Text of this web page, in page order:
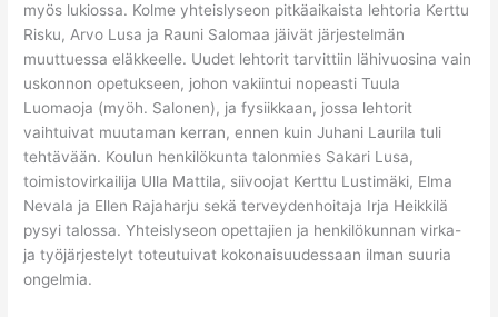
myös lukiossa. Kolme yhteislyseon pitkäaikaista lehtoria Kerttu
Risku, Arvo Lusa ja Rauni Salomaa jäivät järjestelmän
muuttuessa eläkkeelle. Uudet lehtorit tarvittiin lähivuosina vain
uskonnon opetukseen, johon vakiintui nopeasti Tuula
Luomaoja (myöh. Salonen), ja fysiikkaan, jossa lehtorit
vaihtuivat muutaman kerran, ennen kuin Juhani Laurila tuli
tehtävään. Koulun henkilökunta talonmies Sakari Lusa,
toimistovirkailija Ulla Mattila, siivoojat Kerttu Lustimäki, Elma
Nevala ja Ellen Rajaharju sekä terveydenhoitaja Irja Heikkilä
pysyi talossa. Yhteislyseon opettajien ja henkilökunnan virka-
ja työjärjestelyt toteutuivat kokonaisuudessaan ilman suuria
ongelmia.